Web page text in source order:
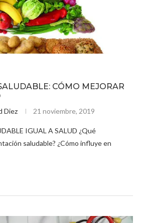
CÓMO MEJORAR
Diez 21 noviembre, 2019
IGUAL A SALUD ¿Qué
saludable? ¿Cómo influye en